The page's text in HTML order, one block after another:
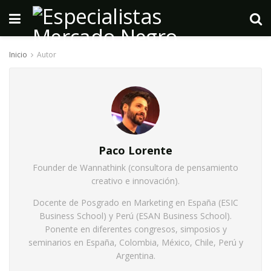
Inicio Autor
Paco Lorente
Founder de Wannathink (consultora de pensamiento
creativo e innovación).
Docente de Posgrado en Marketing en España (ESIC
Business School) y Perú (ESAN Business School).
Ponente en diferentes congresos, simposios y
seminarios en España, Colombia, México, Chile, Perú y
Argentina.